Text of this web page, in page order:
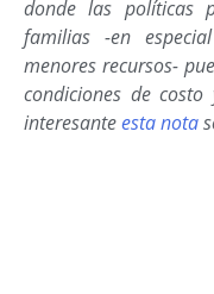
donde las políticas
familias -en
menores recursos-
condiciones de
interesanteesta nota